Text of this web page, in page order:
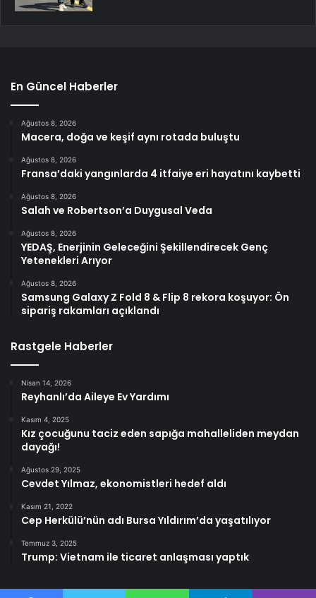
En Güncel Haberler
Ağustos 8, 2026
Macera, doğa ve keşif aynı rotada buluştu
Ağustos 8, 2026
Fransa’daki yangınlarda 4 itfaiye eri hayatını kaybetti
Ağustos 8, 2026
Salah ve Robertson’a Duygusal Veda
Ağustos 8, 2026
YEDAŞ, Enerjinin Geleceğini Şekillendirecek Genç
Yetenekleri Arıyor
Ağustos 8, 2026
Samsung Galaxy Z Fold 8 & Flip 8 rekora koşuyor: Ön
sipariş rakamları açıklandı
Rastgele Haberler
Nisan 14, 2026
Reyhanlı’da Aileye Ev Yardımı
Kasım 4, 2025
Kız çocuğunu taciz eden sapığa mahalleliden meydan
dayağı!
Ağustos 29, 2025
Cevdet Yılmaz, ekonomistleri hedef aldı
Kasım 21, 2022
Cep Herkülü’nün adı Bursa Yıldırım’da yaşatılıyor
Temmuz 3, 2025
Trump: Vietnam ile ticaret anlaşması yaptık